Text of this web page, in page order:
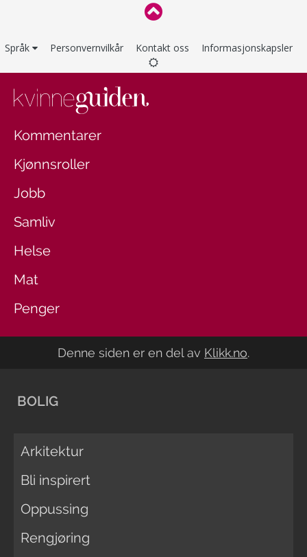
Språk Personvernvilkår Kontakt oss Informasjonskapsler
Kommentarer
Kjønnsroller
Jobb
Samliv
Helse
Mat
Penger
Denne siden er en del av Klikk.no.
BOLIG
Arkitektur
Bli inspirert
Oppussing
Rengjøring